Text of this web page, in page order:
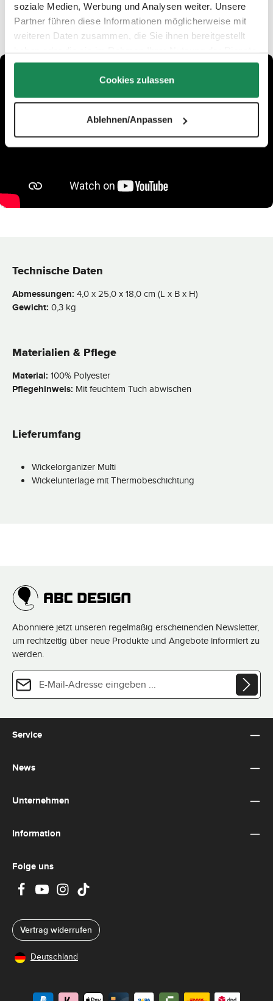
soziale Medien, Werbung und Analysen weiter. Unsere
Partner führen diese Informationen möglicherweise mit
weiteren Daten zusammen, die Sie ihnen bereitgestellt
gesammelt haben.
Cookies zulassen
Ablehnen/Anpassen
Technische Daten
Abmessungen: 4,0 x 25,0 x 18,0 cm (L x B x H)
Gewicht: 0,3 kg
Materialien & Pflege
Material: 100% Polyester
Pflegehinweis: Mit feuchtem Tuch abwischen
Lieferumfang
Wickelorganizer Multi
Wickelunterlage mit Thermobeschichtung
Abonniere jetzt unseren regelmäßig erscheinenden Newsletter,
um rechtzeitig über neue Produkte und Angebote informiert zu
werden.
E-Mail-Adresse*
Ich habe die
Nutzungsbedingungen.
Die mit einem Stern (*) markierten Felder sind Pflichtfelder.
Service
News
Unternehmen
Information
Folge uns
Vertrag widerrufen
Deutschland